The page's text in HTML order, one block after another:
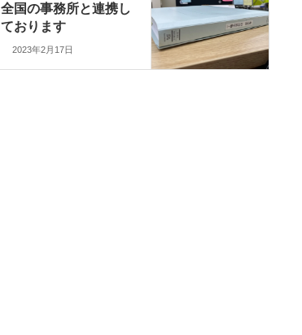
全国の事務所と連携し
ております
2023年2月17日